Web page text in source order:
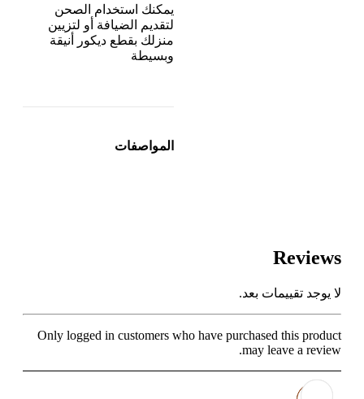
يمكنك استخدام الصحن
لتقديم الضيافة أو لتزيين
منزلك بقطع ديكور أنيقة
وبسيطة
المواصفات
Reviews
لا يوجد تقييمات بعد.
Only logged in customers who have purchased this product
may leave a review.